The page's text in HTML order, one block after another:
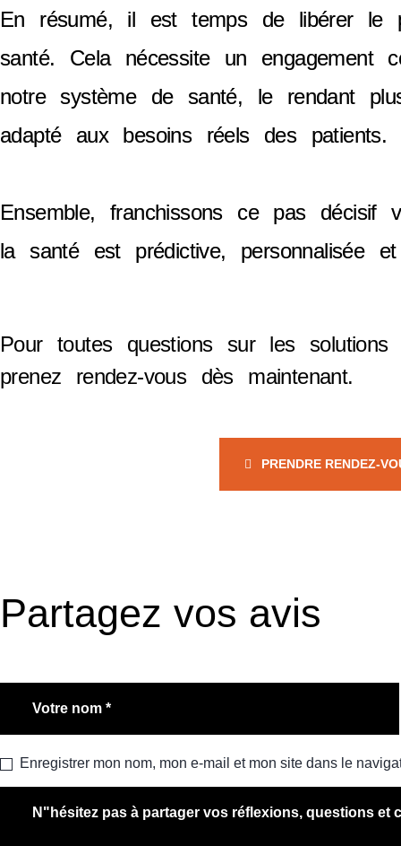
En résumé, il est temps de libérer le
santé. Cela nécessite un engagement
notre système de santé, le rendant
adapté aux besoins réels des patients.
Ensemble, franchissons ce pas décisif
la santé est prédictive, personnalisée
Pour toutes questions sur les
prenez rendez-vous dès maintenant.
PRENDRE RENDEZ-
Partagez vos avis
Enregistrer mon nom, mon e-mail et mon site dans le